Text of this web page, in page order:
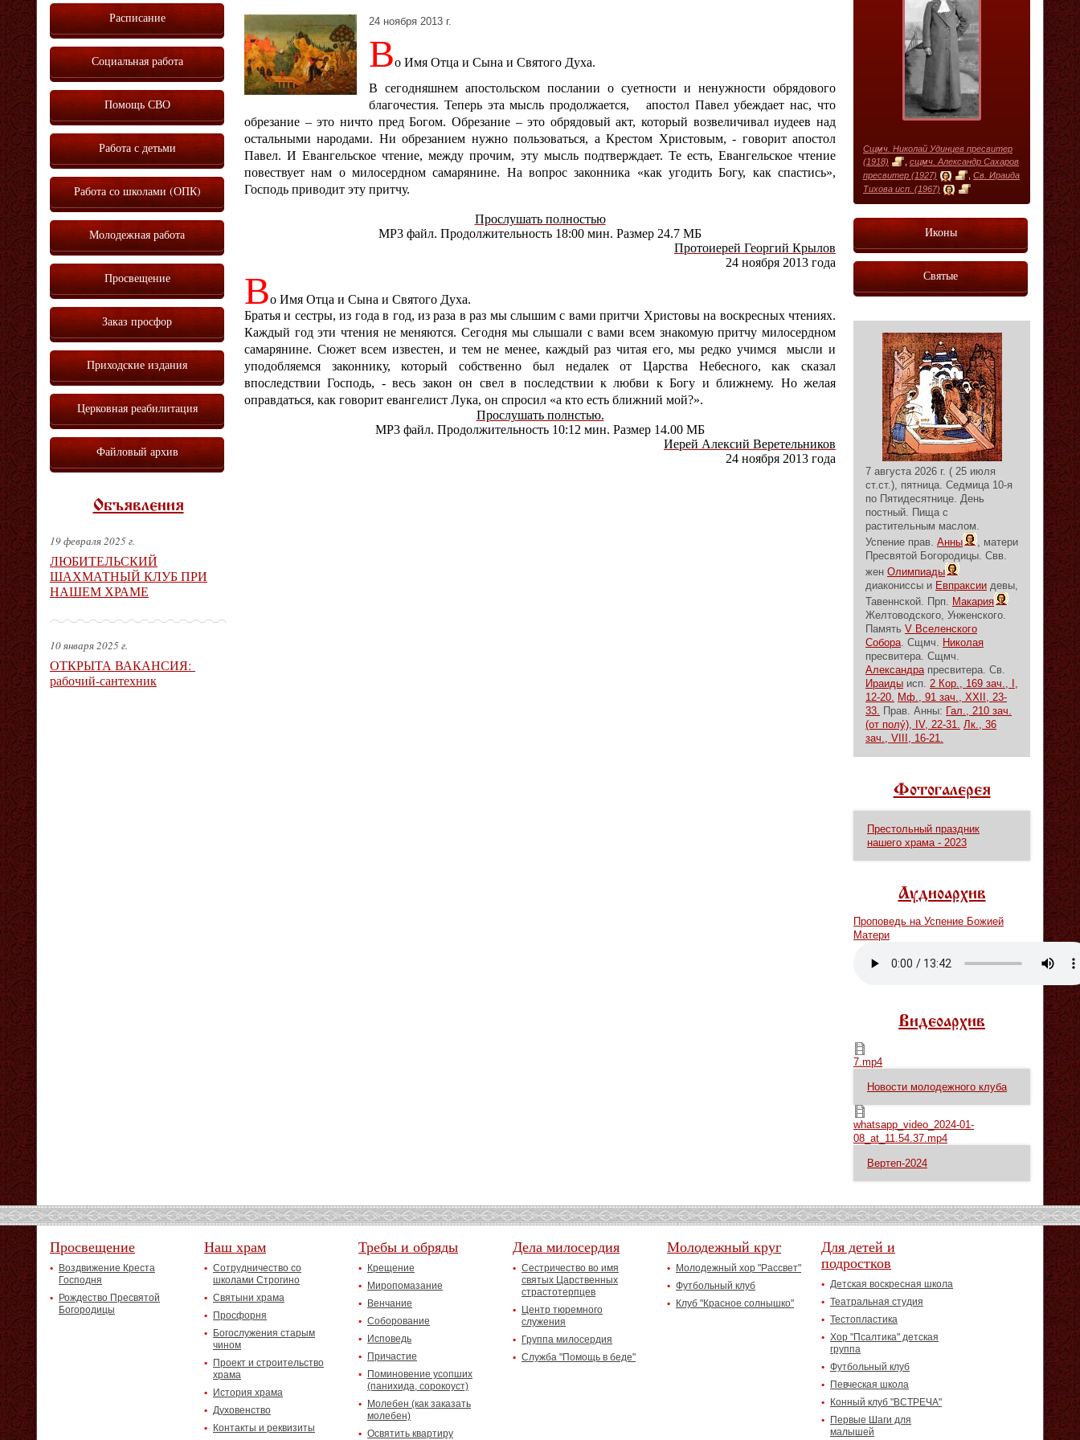
24 ноября 2013 г.
Во Имя Отца и Сына и Святого Духа.
В сегодняшнем апостольском послании о суетности и ненужности обрядового
благочестия. Теперь эта мысль продолжается, апостол Павел убеждает нас, что
обрезание – это ничто пред Богом. Обрезание – это обрядовый акт, который возвеличивал иудеев над
остальными народами. Ни обрезанием нужно пользоваться, а Крестом Христовым, - говорит апостол
Павел. И Евангельское чтение, между прочим, эту мысль подтверждает. Те есть, Евангельское чтение
повествует нам о милосердном самарянине. На вопрос законника «как угодить Богу, как спастись»,
Господь приводит эту притчу.
Прослушать полностью
MP3 файл. Продолжительность 18:00 мин. Размер 24.7 МБ
Протоиерей Георгий Крылов
24 ноября 2013 года
Во Имя Отца и Сына и Святого Духа.
Братья и сестры, из года в год, из раза в раз мы слышим с вами притчи Христовы на воскресных чтениях.
Каждый год эти чтения не меняются. Сегодня мы слышали с вами всем знакомую притчу милосердном
самарянине. Сюжет всем известен, и тем не менее, каждый раз читая его, мы редко учимся мысли и
уподобляемся законнику, который собственно был недалек от Царства Небесного, как сказал
впоследствии Господь, - весь закон он свел в последствии к любви к Богу и ближнему. Но желая
оправдаться, как говорит евангелист Лука, он спросил «а кто есть ближний мой?».
Прослушать полнстью.
MP3 файл. Продолжительность 10:12 мин. Размер 14.00 МБ
Иерей Алексий Веретельников
24 ноября 2013 года
Расписание
Социальная работа
Помощь СВО
Работа с детьми
Работа со школами (ОПК)
Молодежная работа
Просвещение
Заказ просфор
Приходские издания
Церковная реабилитация
Файловый архив
Объявления
19 февраля 2025 г.
ЛЮБИТЕЛЬСКИЙ
ШАХМАТНЫЙ КЛУБ ПРИ
НАШЕМ ХРАМЕ
10 января 2025 г.
ОТКРЫТА ВАКАНСИЯ:
рабочий-сантехник
Сщмч. Николай Удинцев пресвитер
(1918)
сщмч. Александр Сахаров
пресвитер (1927)
Св. Ираида
Тихова исп. (1967)
Иконы
Святые
7 августа 2026 г. ( 25 июля
ст.ст.), пятница. Седмица 10-я
по Пятидесятнице. День
постный. Пища с
растительным маслом.
Успение прав. Анны
, матери
Пресвятой Богородицы. Свв.
жен Олимпиады
диакониссы и Евпраксии девы,
Тавеннской. Прп. Макария
Желтоводского, Унженского.
Память V Вселенского
Собора. Сщмч. Николая
пресвитера. Сщмч.
Александрапресвитера. Св.
Ираиды исп. 2 Кор., 169 зач., I,
12-20. Мф., 91 зач., XXII, 23-
33. Прав. Анны: Гал., 210 зач.
(от полу́), IV, 22-31. Лк., 36
зач., VIII, 16-21.
Фотогалерея
Престольный праздник
нашего храма - 2023
Аудиоархив
Проповедь на Успение Божией
Матери
Видеоархив
7.mp4
7.mp4
Новости молодежного клуба
whatsapp_video_2024-01-08_at_11.54.37.mp4
whatsapp_video_2024-01-
08_at_11.54.37.mp4
Вертеп-2024
Просвещение
Воздвижение Креста
Господня
Рождество Пресвятой
Богородицы
Наш храм
Сотрудничество со
школами Строгино
Святыни храма
Просфорня
Богослужения старым
чином
Проект и строительство
храма
История храма
Духовенство
Контакты и реквизиты
Требы и обряды
Крещение
Миропомазание
Венчание
Соборование
Исповедь
Причастие
Поминовение усопших
(панихида, сорокоуст)
Молебен (как заказать
молебен)
Освятить квартиру
Дела милосердия
Сестричество во имя
святых Царственных
страстотерпцев
Центр тюремного
служения
Группа милосердия
Служба "Помощь в беде"
Молодежный круг
Молодежный хор "Рассвет"
Футбольный клуб
Клуб "Красное солнышко"
Для детей и
подростков
Детская воскресная школа
Театральная студия
Тестопластика
Хор "Псалтика" детская
группа
Футбольный клуб
Певческая школа
Конный клуб "ВСТРЕЧА"
Первые Шаги для
малышей